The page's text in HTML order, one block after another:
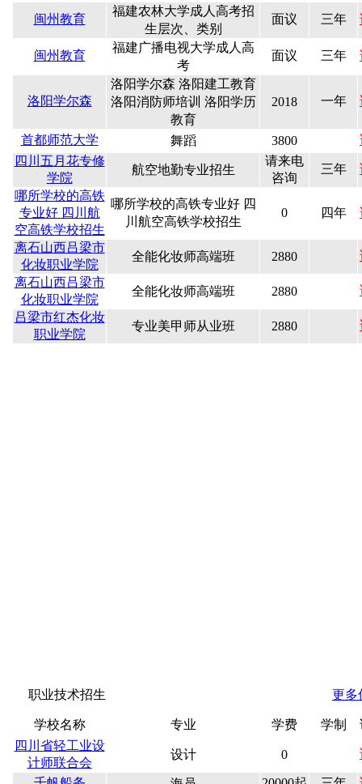
闽州教育
福建农林大学成人高考招
生层次、类别
面议 三年
闽州教育
福建广播电视大学成人高
考
面议 三年
洛阳学尔森
洛阳学尔森 洛阳建工教育
洛阳消防师培训 洛阳学历
教育
2018 一年
首都师范大学 舞蹈 3800
四川五月花专修
学院
航空地勤专业招生
请来电
咨询
三年
哪所学校的高铁
专业好 四川航
空高铁学校招生
哪所学校的高铁专业好 四
川航空高铁学校招生
0 四年
离石山西吕梁市
化妆职业学院
全能化妆师高端班 2880
离石山西吕梁市
化妆职业学院
全能化妆师高端班 2880
吕梁市红杰化妆
职业学院
专业美甲师从业班 2880
职业技术招生 更多
学校名称 专业 学费 学制
四川省轻工业设
计师联合会
设计 0